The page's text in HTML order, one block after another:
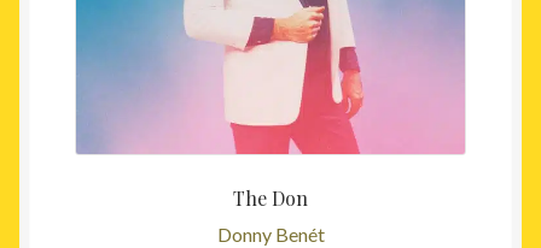
The Don
Donny Benét